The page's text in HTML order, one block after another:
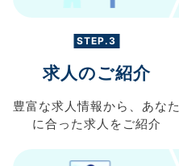
STEP.3
求人のご紹介
豊富な求人情報から、 あなた
に合った求人を ご紹介